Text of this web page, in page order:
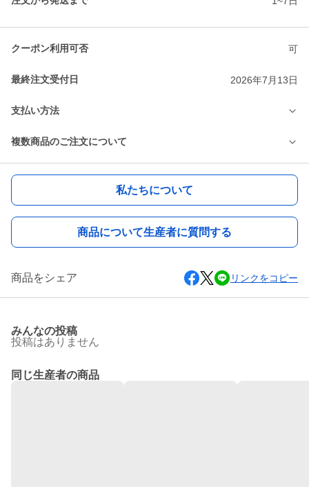
クーポン利用可否 可
最終注文受付日 2026年7月13日
支払い方法
複数商品のご注文について
私たちについて
商品について生産者に質問する
商品をシェア リンクをコピー
みんなの投稿
投稿はありません
同じ生産者の商品